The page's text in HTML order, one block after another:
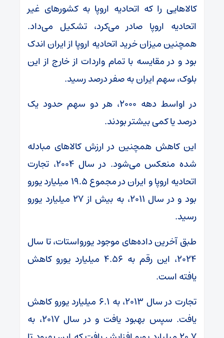
کالا‌هایی را که اتحادیه اروپا به کشور‌های غیر
اتحادیه اروپا صادر می‌کرد، تشکیل می‌داد.
همچنین میزان خرید اتحادیه اروپا از ایران اندک
بود و در مقایسه با تمام واردات از خارج از این
بلوک، سهم ایران به صفر درصد رسید.
در اواسط دهه ۲۰۰۰، هر دو سهم حدود یک
درصد یا کمی بیشتر بودند.
این کاهش همچنین در ارزش کالا‌های مبادله
شده منعکس می‌شود. در سال ۲۰۰۴، تجارت
اتحادیه اروپا و ایران در مجموع ۱۹.۵ میلیارد یورو
بود و در سال ۲۰۱۱، به بیش از ۲۷ میلیارد یورو
رسید.
طبق آخرین داده‌های موجود یورواستات، تا سال
۲۰۲۴، این رقم به ۴.۵۶ میلیارد یورو کاهش
یافته است.
تجارت در سال ۲۰۱۳، به ۶.۱ میلیارد یورو کاهش
یافت. سپس بهبود یافت و در سال ۲۰۱۷، به